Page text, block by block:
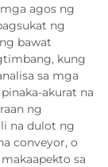
agos ng
ng
bawat
kung
sa mga
akurat na
ng
na dulot ng
conveyor, o
sa